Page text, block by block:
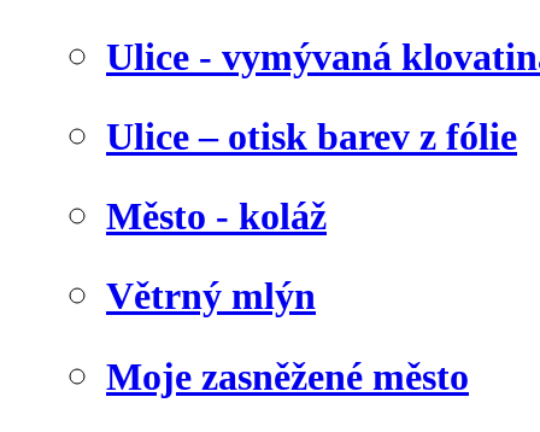
Ulice - vymývaná
Ulice – otisk barev z fólie
Město - koláž
Větrný mlýn
Moje zasněžené město